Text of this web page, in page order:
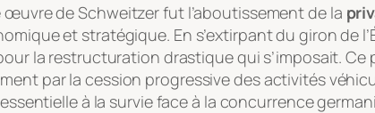
œuvre de Schweitzer fut l’aboutissement de la
et stratégique. En s’extirpant du giron de
la restructuration drastique qui s’imposait.
par la cession progressive des activités
à la survie face à la concurrence